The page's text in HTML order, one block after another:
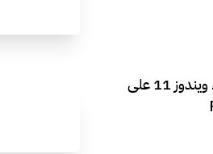
مايكروسوفت تحسن أداء ويندوز 11 على